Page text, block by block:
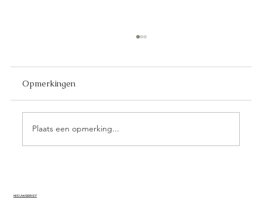
Opmerkingen
Plaats een opmerking...
NIEUWSBRIEF